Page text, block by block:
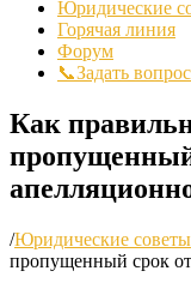
Юридические
Горячая линия
Форум
📞Задать
Как
/Юридические советы
пропущенный срок